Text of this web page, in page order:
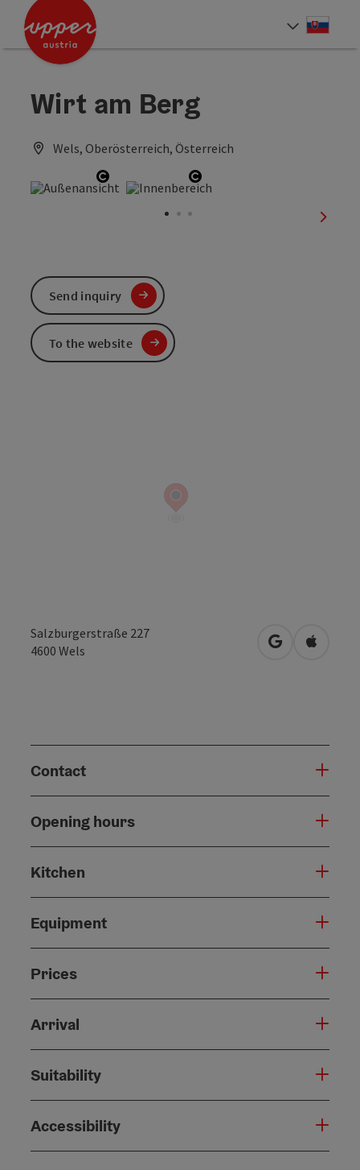
Accesskey
Accesskey
Wirt am Berg
Wels, Oberösterreich, Österreich
Open copyrightOpen copyright
next
Salzburgerstraße 227
4600 Wels open inOpen in
Contact
Opening hours
Kitchen
Equipment
Prices
Arrival
Suitability
Accessibility
Send inquiry
To the website